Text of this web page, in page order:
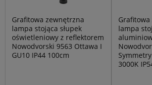
Grafitowa zewnętrzna
lampa stojąca słupek
oświetleniowy z reflektorem
Nowodvorski 9563 Ottawa I
GU10 IP44 100cm
lampa
3000K